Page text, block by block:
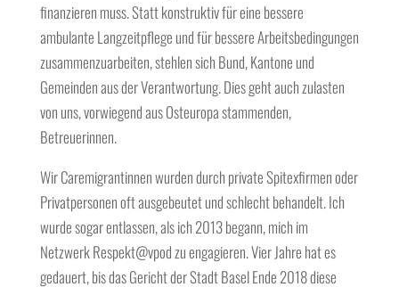
finanzieren muss. Statt konstruktiv für eine bessere
ambulante Langzeitpflege und für bessere Arbeitsbedingungen
zusammenzuarbeiten, stehlen sich Bund, Kantone und
Gemeinden aus der Verantwortung. Dies geht auch zulasten
von uns, vorwiegend aus Osteuropa stammenden,
Betreuerinnen.
Wir Caremigrantinnen wurden durch private Spitexfirmen oder
Privatpersonen oft ausgebeutet und schlecht behandelt. Ich
wurde sogar entlassen, als ich 2013 begann, mich im
Netzwerk Respekt@vpod zu engagieren. Vier Jahre hat es
gedauert, bis das Gericht der Stadt Basel Ende 2018 diese